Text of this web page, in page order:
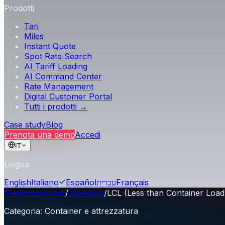
Prodotti
Tari
Miles
Instant Quote
Spot Rate Search
AI Tariff Loading
AI Command Center
Rate Management
Digital Customer Portal
Tutti i prodotti →
Case studyBlog
Prenota una demoAccedi
IT
Lingua
EnglishItaliano EspañolעבריתFrançais
Freightools.com/Glossario/LCL (Less than Container
Categoria: Container e attrezzatura